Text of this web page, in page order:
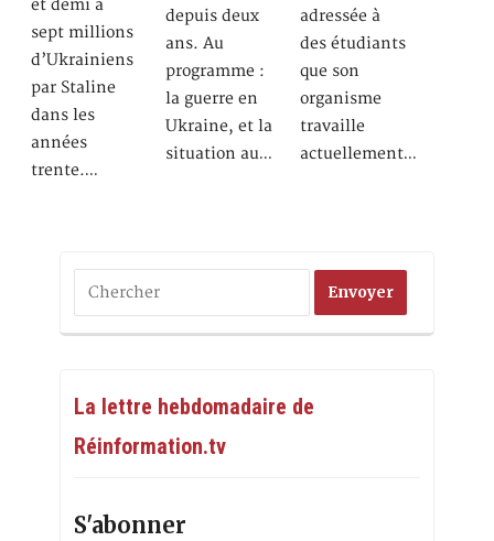
et demi à
sept millions
d’Ukrainiens
par Staline
dans les
années
trente.…
depuis deux
ans. Au
programme :
la guerre en
Ukraine, et la
situation au…
adressée à
des étudiants
que son
organisme
travaille
actuellement…
La lettre hebdomadaire de
Réinformation.tv
S'abonner